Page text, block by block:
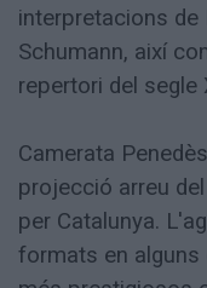
interpretacions de
Schumann, així
repertori del segle
Camerata
projecció arreu
per Catalunya.
formats en